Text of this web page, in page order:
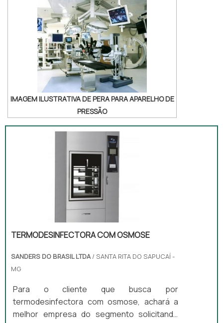
IMAGEM ILUSTRATIVA DE PERA PARA APARELHO DE
PRESSÃO
TERMODESINFECTORA COM OSMOSE
SANDERS DO BRASIL LTDA/ SANTA RITA DO SAPUCAÍ -
MG
Para o cliente que busca por
termodesinfectora com osmose, achará a
melhor empresa do segmento solicitando